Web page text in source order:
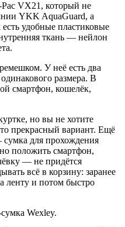
VX21, который не
YKK AquaGuard, а
удобные пластиковые
ткань — нейлон
У неё есть два
размера. В
смартфон, кошелёк,
но вы не хотите
прекрасный вариант. Ещё
для прохождения
положить смартфон,
— не придётся
всё в корзину: заранее
ленту и потом быстро
Wexley.